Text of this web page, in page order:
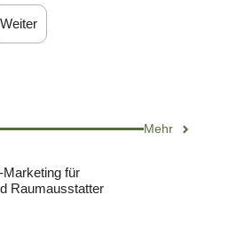
Weiter
Mehr
Marketing für
Raumausstatter